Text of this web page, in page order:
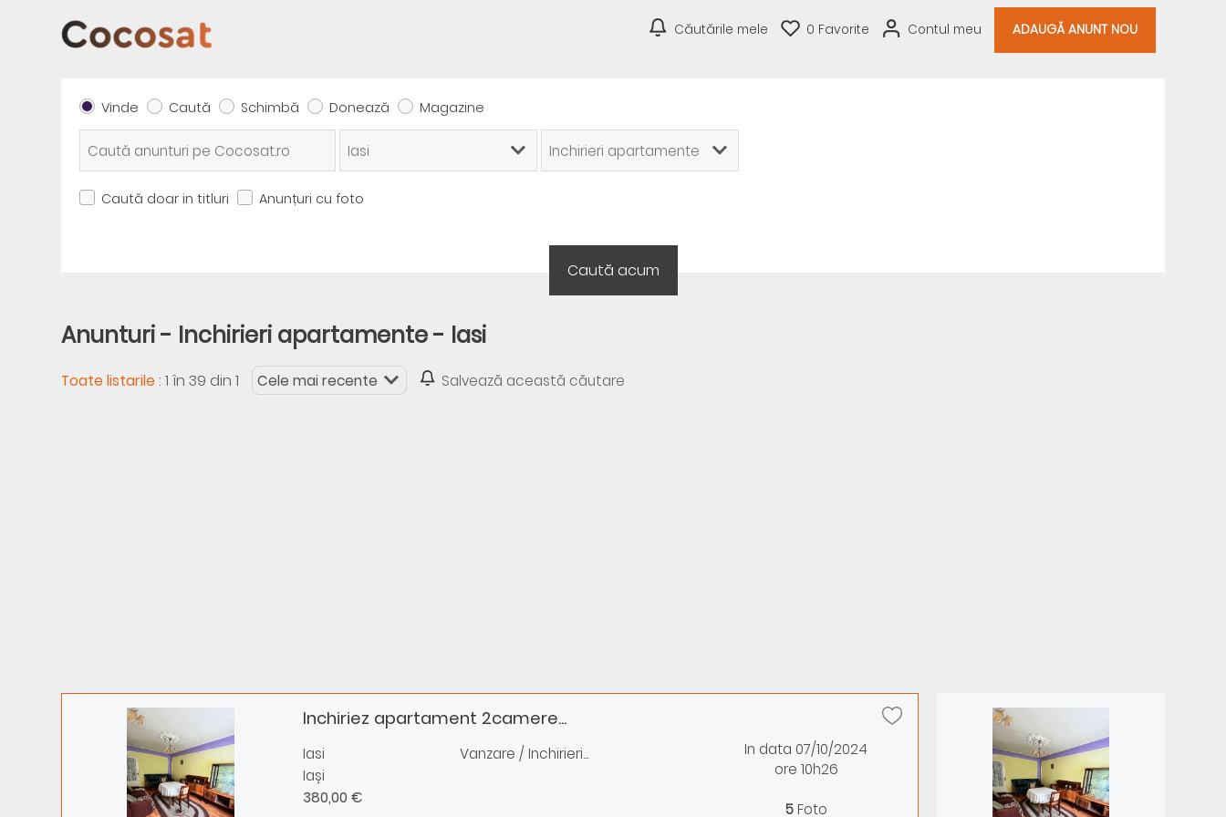
Căutările mele 0 Favorite Contul meu ADAUGĂ ANUNT NOU
Vinde Caută Schimbă Donează Magazine
Caută doar in titluri Anunțuri cu foto
Anunturi - Inchirieri apartamente - Iasi
Toate listarile :1 în 39 din 1 Salvează această căutare
Inchiriez apartament 2camere...
Iasi
Iași
380,00 €
Vanzare / Inchirieri...
In data 07/10/2024
ore 10h26
5Foto